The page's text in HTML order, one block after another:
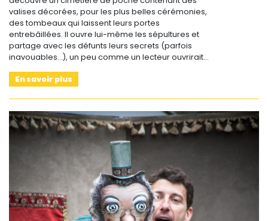
valises décorées, pour les plus belles cérémonies,
des tombeaux qui laissent leurs portes
entrebâillées. Il ouvre lui-même les sépultures et
partage avec les défunts leurs secrets (parfois
inavouables…), un peu comme un lecteur ouvrirait…
En savoir plus